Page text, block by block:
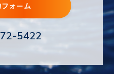
ォーム
5422